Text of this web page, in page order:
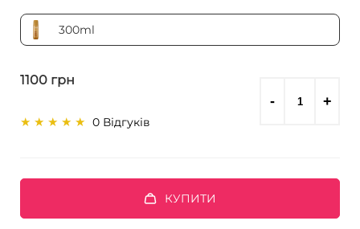
1100 грн
0 Відгуків
300ml
КУПИТИ